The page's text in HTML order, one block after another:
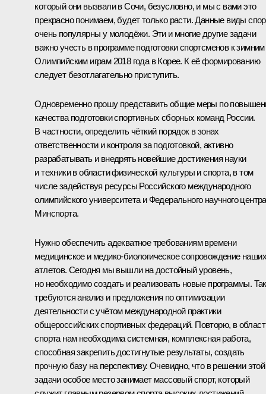
который они вызвали в Сочи, безусловно, и мы с вами это
прекрасно понимаем, будет только расти. Данные виды
очень популярны у молодёжи. Эти и многие другие задачи
важно учесть в программе подготовки спортсменов к зимним
Олимпийским играм 2018 года в Корее. К её формированию
следует безотлагательно приступить.
Одновременно прошу представить общие меры по
качества подготовки спортивных сборных команд России.
В частности, определить чёткий порядок в зонах
ответственности и контроля за подготовкой, активно
разрабатывать и внедрять новейшие достижения науки
и техники в области физической культуры и спорта, в том
числе задействуя ресурсы Российского международного
олимпийского университета и Федерального научного центра
Минспорта.
Нужно обеспечить адекватное требованиям времени
медицинское и медико-биологическое сопровождение наших
атлетов. Сегодня мы вышли на достойный уровень,
но необходимо создать и реализовать новые программы.
требуются анализ и предложения по оптимизации
деятельности с учётом международной практики
общероссийских спортивных федераций. Повторю, в
спорта нам необходима системная, комплексная работа,
способная закрепить достигнутые результаты, создать
прочную базу на перспективу. Очевидно, что в решении этой
задачи особое место занимает массовый спорт, который